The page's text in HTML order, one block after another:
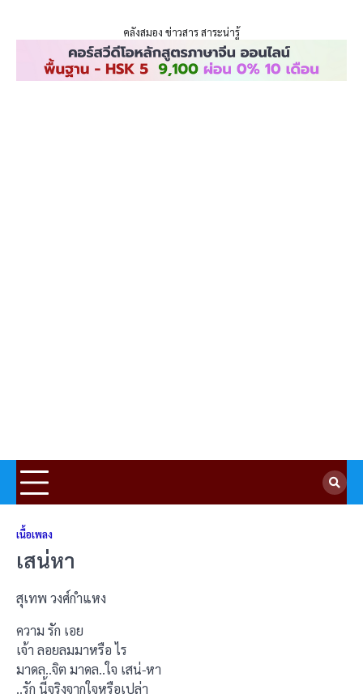
คลังสมอง ข่าวสาร สาระน่ารู้
เนื้อเพลง
เสน่หา
สุเทพ วงศ์กำแหง
ความ รัก เอย
เจ้า ลอยลมมาหรือ ไร
มาดล..จิต มาดล..ใจ เสน่-หา
..รัก นี้จริงจากใจหรือเปล่า